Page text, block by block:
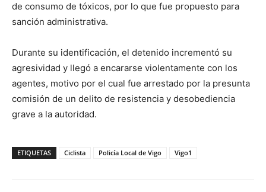
de consumo de tóxicos, por lo que fue propuesto para
sanción administrativa.
Durante su identificación, el detenido incrementó su
agresividad y llegó a encararse violentamente con los
agentes, motivo por el cual fue arrestado por la presunta
comisión de un delito de resistencia y desobediencia
grave a la autoridad.
ETIQUETAS Ciclista Policía Local de Vigo Vigo1